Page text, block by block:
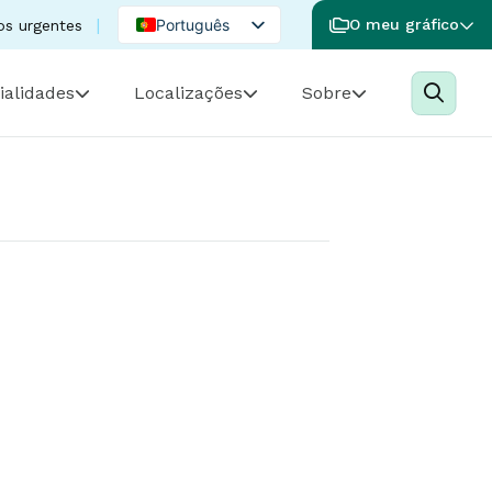
urgentes
Português
Spanish
O meu gráfico
Localizações Sobre